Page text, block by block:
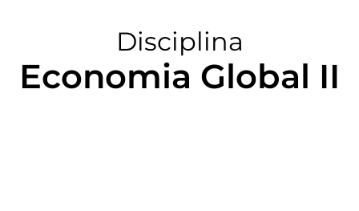
Disciplina
Economia Global II